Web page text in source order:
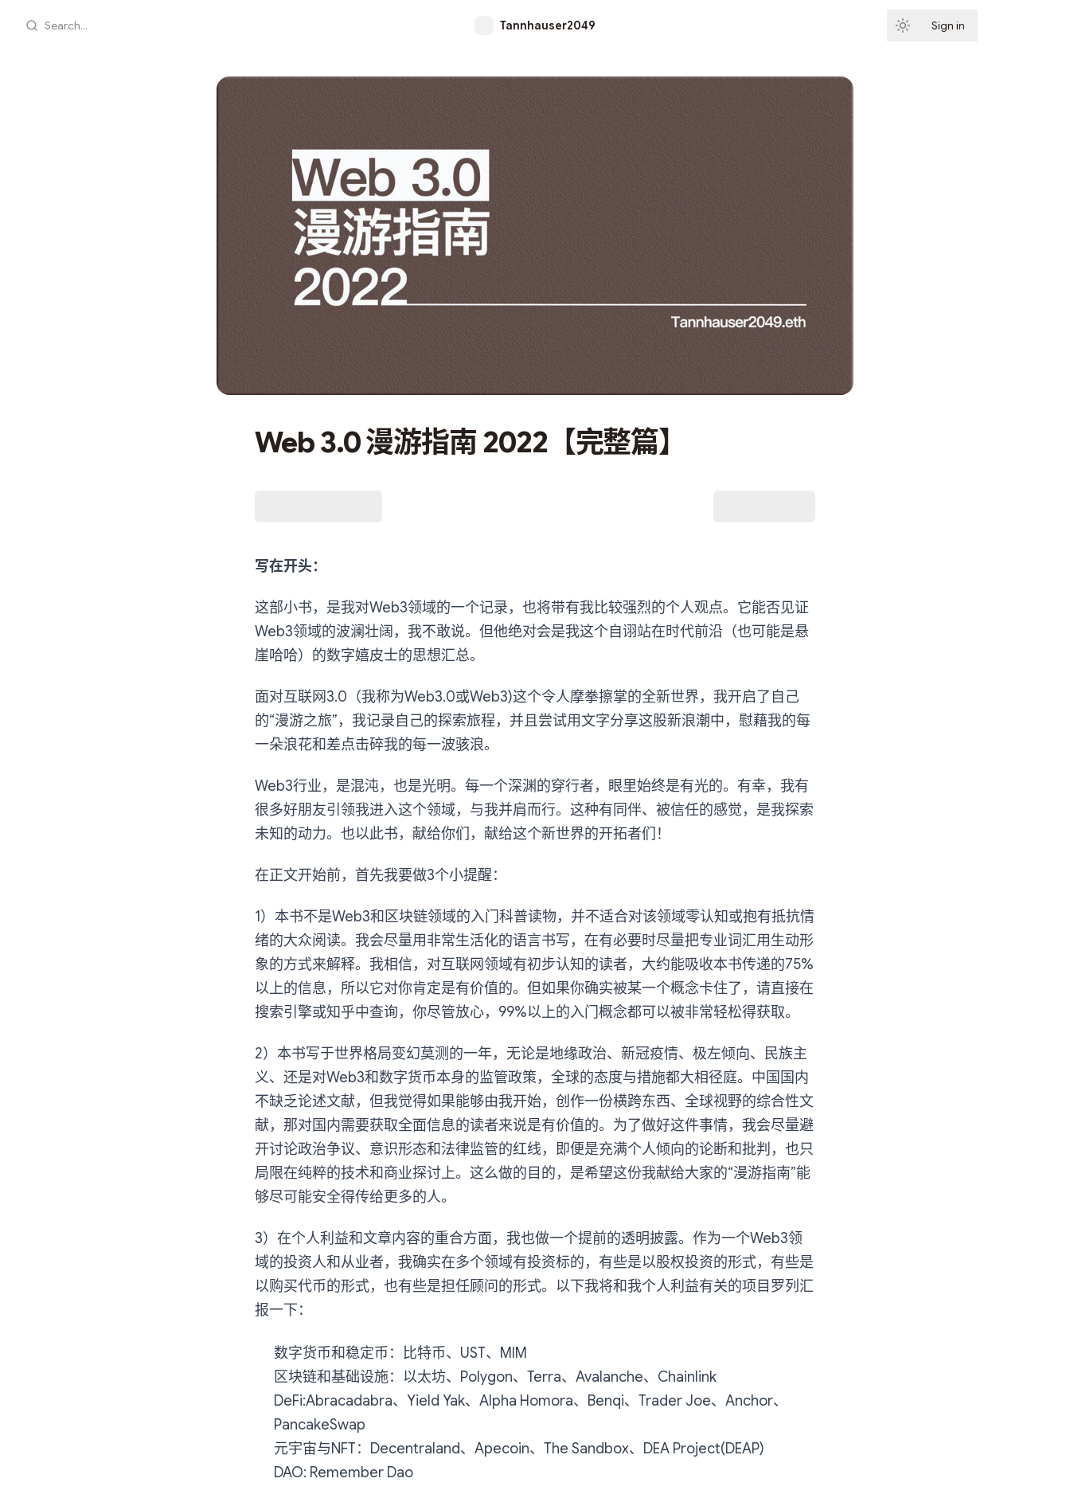
Search... Tannhauser2049 Sign in
Web 3.0 漫游指南 2022【完整篇】
写在开头：
这部小书，是我对Web3领域的一个记录，也将带有我比较强烈的个人观点。它能否见证
Web3领域的波澜壮阔，我不敢说。但他绝对会是我这个自诩站在时代前沿（也可能是悬
崖哈哈）的数字嬉皮士的思想汇总。
面对互联网3.0（我称为Web3.0或Web3)这个令人摩拳擦掌的全新世界，我开启了自己
的“漫游之旅”，我记录自己的探索旅程，并且尝试用文字分享这股新浪潮中，慰藉我的每
一朵浪花和差点击碎我的每一波骇浪。
Web3行业，是混沌，也是光明。每一个深渊的穿行者，眼里始终是有光的。有幸，我有
很多好朋友引领我进入这个领域，与我并肩而行。这种有同伴、被信任的感觉，是我探索
未知的动力。也以此书，献给你们，献给这个新世界的开拓者们！
在正文开始前，首先我要做3个小提醒：
1）本书不是Web3和区块链领域的入门科普读物，并不适合对该领域零认知或抱有抵抗情
绪的大众阅读。我会尽量用非常生活化的语言书写，在有必要时尽量把专业词汇用生动形
象的方式来解释。我相信，对互联网领域有初步认知的读者，大约能吸收本书传递的75%
以上的信息，所以它对你肯定是有价值的。但如果你确实被某一个概念卡住了，请直接在
搜索引擎或知乎中查询，你尽管放心，99%以上的入门概念都可以被非常轻松得获取。
2）本书写于世界格局变幻莫测的一年，无论是地缘政治、新冠疫情、极左倾向、民族主
义、还是对Web3和数字货币本身的监管政策，全球的态度与措施都大相径庭。中国国内
不缺乏论述文献，但我觉得如果能够由我开始，创作一份横跨东西、全球视野的综合性文
献，那对国内需要获取全面信息的读者来说是有价值的。为了做好这件事情，我会尽量避
开讨论政治争议、意识形态和法律监管的红线，即便是充满个人倾向的论断和批判，也只
局限在纯粹的技术和商业探讨上。这么做的目的，是希望这份我献给大家的“漫游指南”能
够尽可能安全得传给更多的人。
3）在个人利益和文章内容的重合方面，我也做一个提前的透明披露。作为一个Web3领
域的投资人和从业者，我确实在多个领域有投资标的，有些是以股权投资的形式，有些是
以购买代币的形式，也有些是担任顾问的形式。以下我将和我个人利益有关的项目罗列汇
报一下：
数字货币和稳定币：比特币、UST、MIM
区块链和基础设施：以太坊、Polygon、Terra、Avalanche、Chainlink
DeFi:Abracadabra、Yield Yak、Alpha Homora、Benqi、Trader Joe、Anchor、
PancakeSwap
元宇宙与NFT：Decentraland、Apecoin、The Sandbox、DEA Project(DEAP)
DAO: Remember Dao